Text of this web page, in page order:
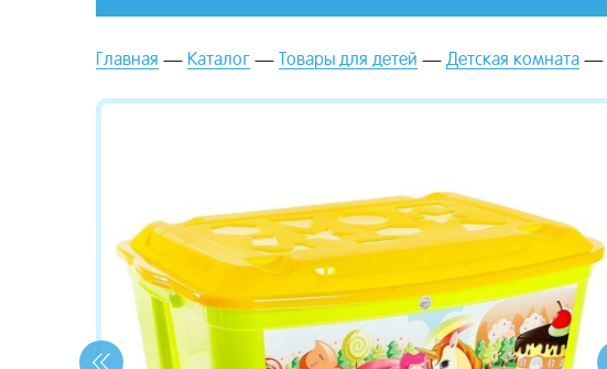
Главная Каталог Товары для детей Детская комната